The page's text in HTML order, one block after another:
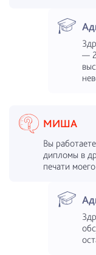
—
МИША
Вы
дипломы в
печати